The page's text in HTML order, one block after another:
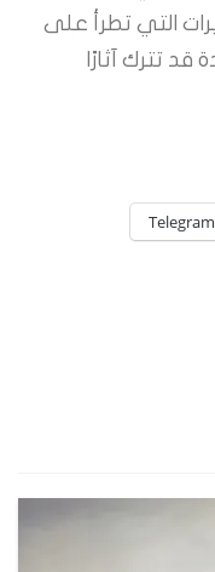
التي تطرأ على
قد تترك آثارًا
Telegram